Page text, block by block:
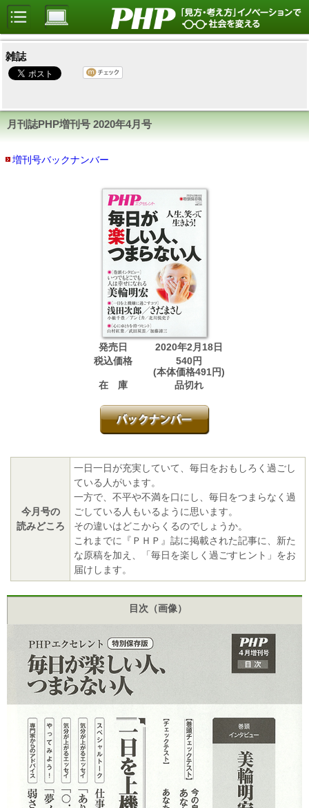
雑誌
月刊誌PHP増刊号 2020年4月号
増刊号バックナンバー
発売日
2020年2月18日
税込価格
540円
(本体価格491円)
在 庫
品切れ
今月号の
読みどころ
一日一日が充実していて、毎日をおもしろく過ごし
ている人がいます。
一方で、不平や不満を口にし、毎日をつまらなく過
ごしている人もいるように思います。
その違いはどこからくるのでしょうか。
これまでに『ＰＨＰ』誌に掲載された記事に、新た
な原稿を加え、「毎日を楽しく過ごすヒント」をお
届けします。
目次（画像）